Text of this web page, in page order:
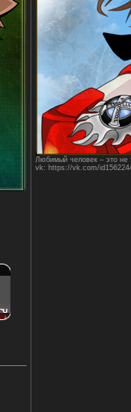
Любимый человек – это не
vk: https://vk.com/